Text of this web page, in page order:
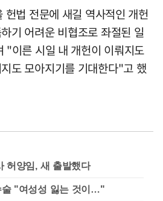
법 전문에 새길 역사적인 개헌
기 어려운 비협조로 좌절된 일
"이른 시일 내 개헌이 이뤄지도
도 모아지기를 기대한다"고 했
허양임, 새 출발했다
술 "여성성 잃는 것이…"